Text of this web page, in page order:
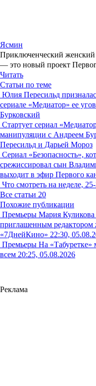
Ясмин
Приключенческий
— это новый проект
Читать
Статьи по теме
Юлия Пересильд
сериале «Медиатор» ее
Бурковский
Стартует сериал
манипуляции с Андреем
Пересильд и Дарьей Мороз
Сериал «Безопасность»,
срежиссировал сын
выходит в эфир Первого
Что смотреть на неделе, 25-
Все статьи 20
Похожие публикации
Премьеры Мария Куликова
приглашенным редактором
«7ДнейКино» 22:30,
Премьеры На «Табуретке»
всем 20:25, 05.08.2026
Реклама